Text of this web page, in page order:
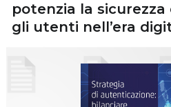
potenzia la
gli utenti nell’era